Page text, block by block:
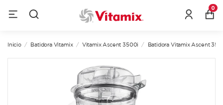
0
Inicio Batidora Vitamix Vitamix Ascent 3500i Batidora Vitamix Ascent